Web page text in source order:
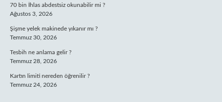
70 bin İhlas abdestsiz okunabilir mi ?
Ağustos 3, 2026
Şişme yelek makinede yıkanır mı ?
Temmuz 30, 2026
Tesbih ne anlama gelir ?
Temmuz 28, 2026
Kartın limiti nereden öğrenilir ?
Temmuz 24, 2026